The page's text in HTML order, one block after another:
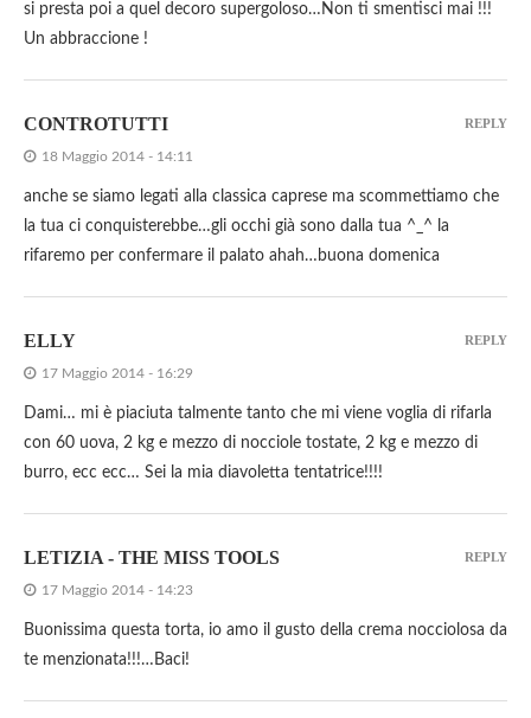
si presta poi a quel decoro supergoloso…Non ti smentisci mai !!!
Un abbraccione !
CONTROTUTTI
18 Maggio 2014 - 14:11
anche se siamo legati alla classica caprese ma scommettiamo che
la tua ci conquisterebbe…gli occhi già sono dalla tua ^_^ la
rifaremo per confermare il palato ahah…buona domenica
REPLY
ELLY
17 Maggio 2014 - 16:29
Dami… mi è piaciuta talmente tanto che mi viene voglia di rifarla
con 60 uova, 2 kg e mezzo di nocciole tostate, 2 kg e mezzo di
burro, ecc ecc… Sei la mia diavoletta tentatrice!!!!
REPLY
LETIZIA - THE MISS TOOLS
17 Maggio 2014 - 14:23
Buonissima questa torta, io amo il gusto della crema nocciolosa da
te menzionata!!!…Baci!
REPLY